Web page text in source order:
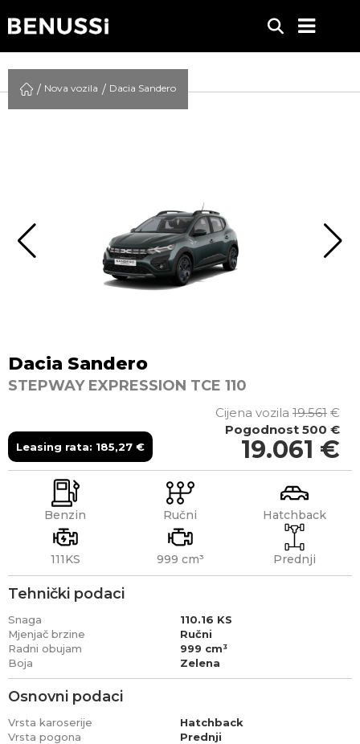
Nova vozila Dacia Sandero
Dacia Sandero
STEPWAY EXPRESSION TCE 110
Leasing rata: 185,27 €
Cijena vozila 19.561 €
Pogodnost 500 €
19.061 €
Benzin Ručni Hatchback
111KS 999 cm³ Prednji
Tehnički podaci
Snaga
110.16 KS
Mjenjač brzine
Ručni
Radni obujam
999 cm³
Boja
Zelena
Osnovni podaci
Vrsta karoserije
Hatchback
Vrsta pogona
Prednji